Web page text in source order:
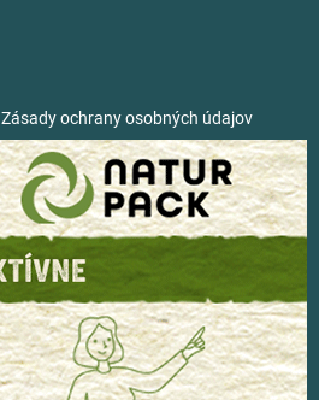
Zásady ochrany osobných údajov